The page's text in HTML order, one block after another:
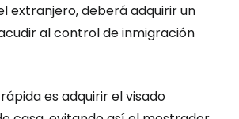
extranjero, deberá adquirir un
al control de inmigración
es adquirir el visado